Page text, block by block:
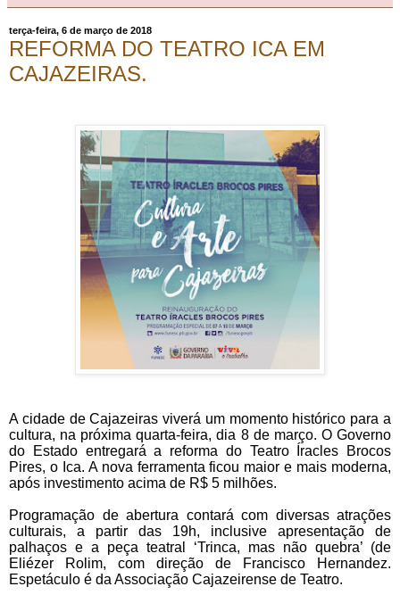
terça-feira, 6 de março de 2018
REFORMA DO TEATRO ICA EM
CAJAZEIRAS.
A cidade de Cajazeiras viverá um momento histórico para a
cultura, na próxima quarta-feira, dia 8 de março. O Governo
do Estado entregará a reforma do Teatro Íracles Brocos
Pires, o Ica. A nova ferramenta ficou maior e mais moderna,
após investimento acima de R$ 5 milhões.
Programação de abertura contará com diversas atrações
culturais, a partir das 19h, inclusive apresentação de
palhaços e a peça teatral ‘Trinca, mas não quebra’ (de
Eliézer Rolim, com direção de Francisco Hernandez.
Espetáculo é da Associação Cajazeirense de Teatro.